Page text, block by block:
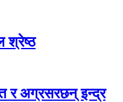
श्रेष्ठ
र अग्रसरछन् इन्द्र